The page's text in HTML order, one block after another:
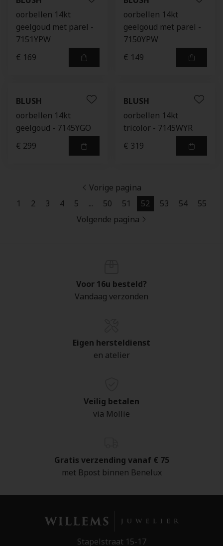
oorbellen 14kt
geelgoud met parel -
7151YPW
€ 169
oorbellen 14kt
geelgoud met parel -
7150YPW
€ 149
BLUSH
oorbellen 14kt
geelgoud - 7145YGO
€ 299
BLUSH
oorbellen 14kt
tricolor - 7145WYR
€ 319
Vorige pagina
1
2 3 4 5 ... 50 51 52 53 54
55
Volgende pagina
Voor 16u besteld?
Vandaag verzonden
Eigen hersteldienst
en atelier
Veilig betalen
via Mollie
Gratis verzending vanaf € 75
met Bpost binnen Benelux
Stapelstraat 15-17